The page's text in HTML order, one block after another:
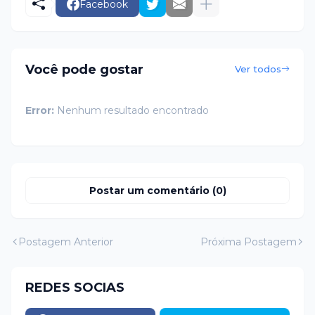
Facebook
Você pode gostar Ver todos
Error: Nenhum resultado encontrado
Postar um comentário (0)
Postagem Anterior Próxima Postagem
REDES SOCIAS